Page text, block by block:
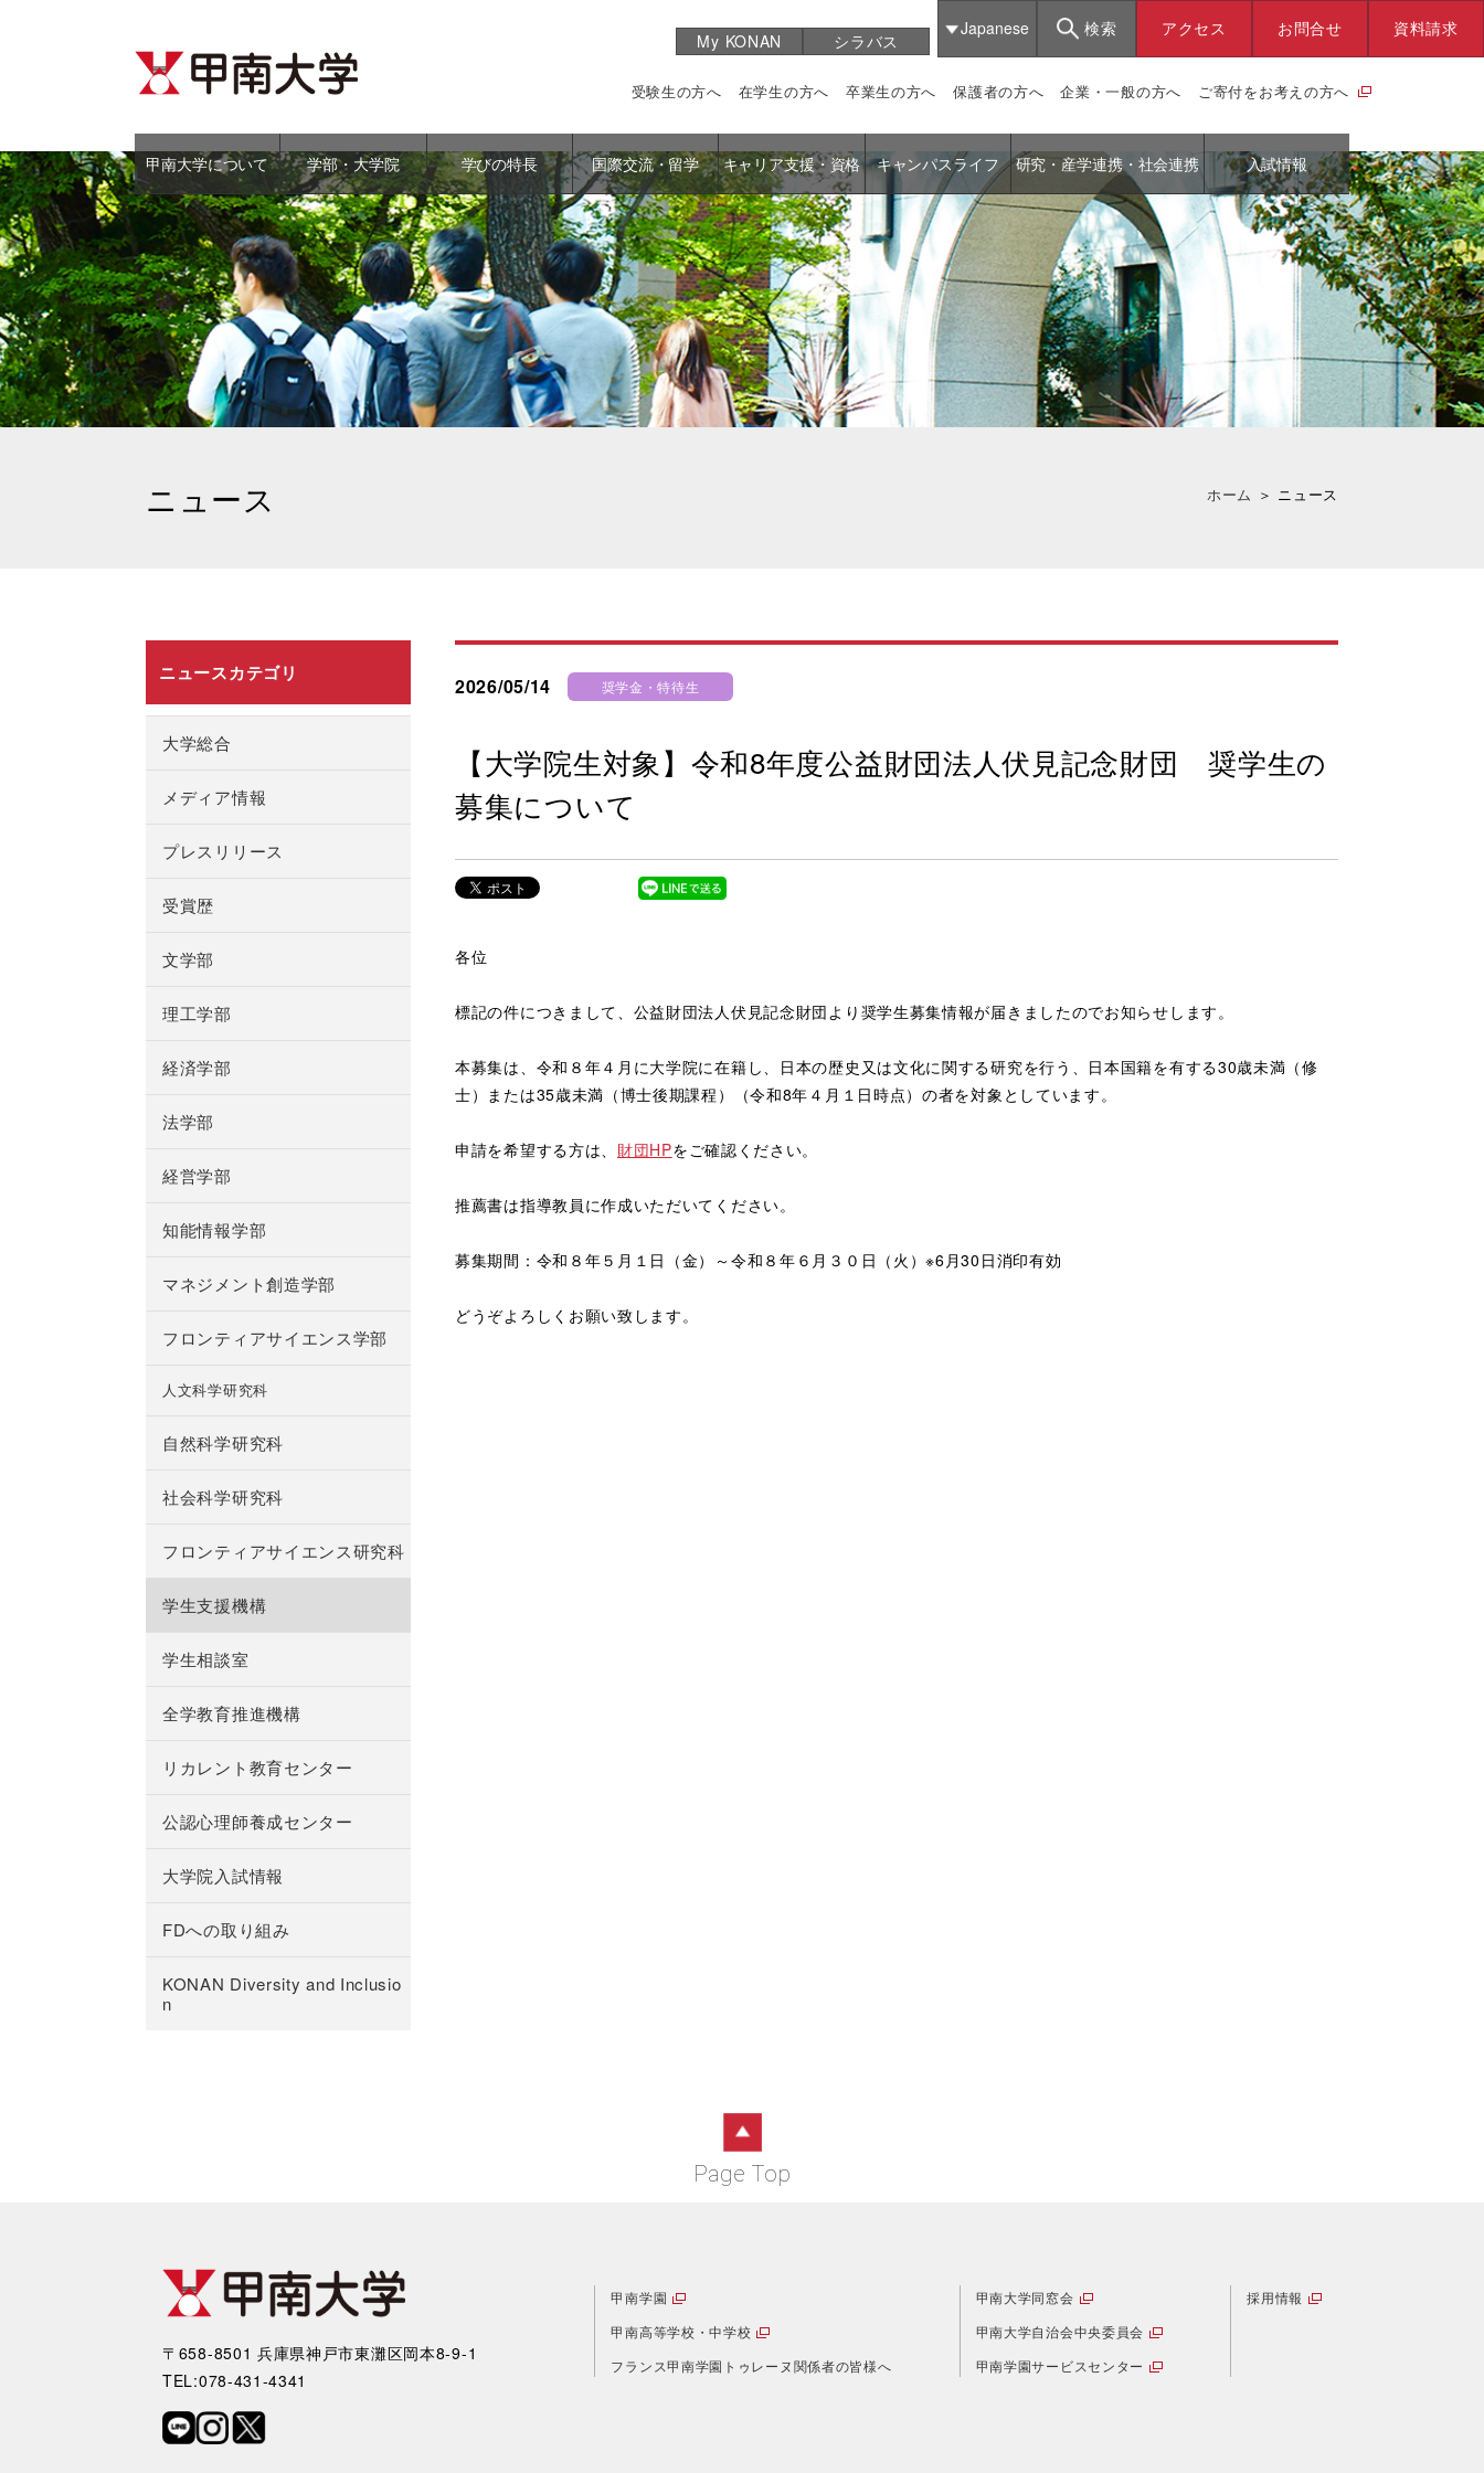
My KONAN シラバス
Japanese 検索 アクセス お問合せ 資料請求
受験生の方へ 在学生の方へ 卒業生の方へ 保護者の方へ 企業・一般の方へ ご寄付をお考えの方へ
甲南大学について 学部・大学院 学びの特長 国際交流・留学 キャリア支援・資格 キャンパスライフ 研究・産学連携・社会連携 入試情報
ホーム ＞ ニュース
ニュース
2026/05/14 奨学金・特待生
【大学院生対象】令和8年度公益財団法人伏見記念財団 奨学生の
募集について
各位
標記の件につきまして、公益財団法人伏見記念財団より奨学生募集情報が届きましたのでお知らせします。
本募集は、令和８年４月に大学院に在籍し、日本の歴史又は文化に関する研究を行う、日本国籍を有する30歳未満（修
士）または35歳未満（博士後期課程）（令和8年４月１日時点）の者を対象としています。
申請を希望する方は、 財団HPをご確認ください。
推薦書は指導教員に作成いただいてください。
募集期間：令和８年５月１日（金）～令和８年６月３０日（火）※6月30日消印有効
どうぞよろしくお願い致します。
ニュースカテゴリ
大学総合
メディア情報
プレスリリース
受賞歴
文学部
理工学部
経済学部
法学部
経営学部
知能情報学部
マネジメント創造学部
フロンティアサイエンス学部
人文科学研究科
自然科学研究科
社会科学研究科
フロンティアサイエンス研究科
学生支援機構
学生相談室
全学教育推進機構
リカレント教育センター
公認心理師養成センター
大学院入試情報
FDへの取り組み
KONAN Diversity and Inclusio
n
Page Top
〒658-8501 兵庫県神戸市東灘区岡本8-9-1
TEL:078-431-4341
甲南学園
甲南高等学校・中学校
フランス甲南学園 トゥレーヌ関係者の皆様へ
甲南大学同窓会
甲南大学自治会中央委員会
甲南学園サービスセンター
採用情報